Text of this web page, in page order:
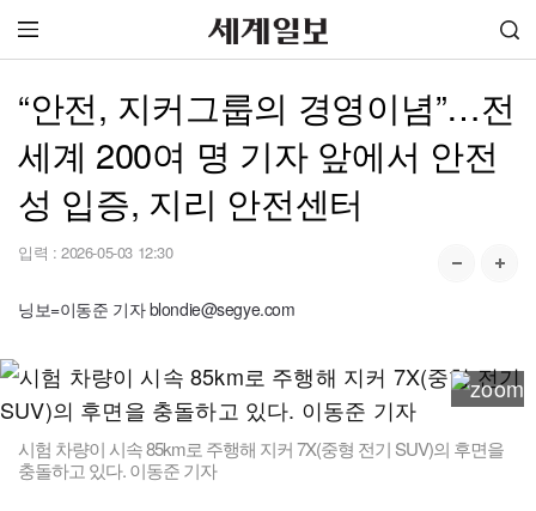
“안전, 지커그룹의 경영이념”…전
세계 200여 명 기자 앞에서 안전
성 입증, 지리 안전센터
입력 : 2026-05-03 12:30
닝보=이동준 기자 blondie@segye.com
시험 차량이 시속 85km로 주행해 지커 7X(중형 전기 SUV)의 후면을
충돌하고 있다. 이동준 기자